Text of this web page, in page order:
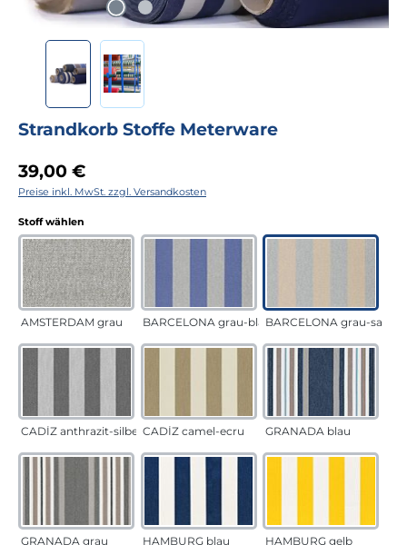
Strandkorb Stoffe Meterware
Regulärer Preis:
39,00 €
Preise inkl. MwSt. zzgl. Versandkosten
Stoff wählen
AMSTERDAM grau BARCELONA grau-blauBARCELONA grau-sand
CADÍZ anthrazit-silber CADÍZ camel-ecru GRANADA blau
GRANADA grau HAMBURG blau HAMBURG gelb